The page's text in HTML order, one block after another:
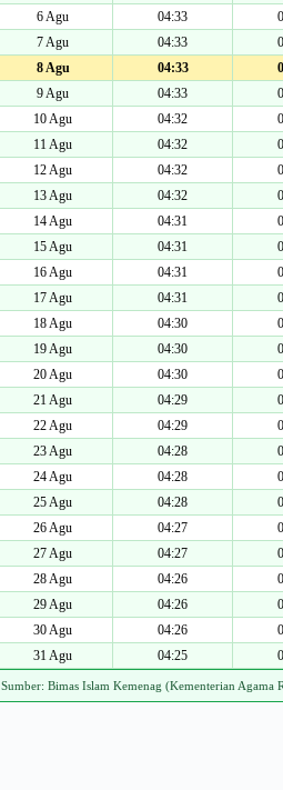
6 Agu
04:33
7 Agu
04:33
8 Agu
04:33
9 Agu
04:33
10 Agu
04:32
11 Agu
04:32
12 Agu
04:32
13 Agu
04:32
14 Agu
04:31
15 Agu
04:31
16 Agu
04:31
17 Agu
04:31
18 Agu
04:30
19 Agu
04:30
20 Agu
04:30
21 Agu
04:29
22 Agu
04:29
23 Agu
04:28
24 Agu
04:28
25 Agu
04:28
26 Agu
04:27
27 Agu
04:27
28 Agu
04:26
29 Agu
04:26
30 Agu
04:26
31 Agu
04:25
Sumber: Bimas Islam Kemenag (Kementerian Agama